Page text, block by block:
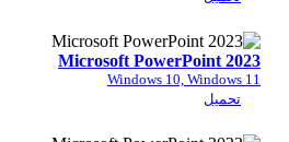
Microsoft
Windows